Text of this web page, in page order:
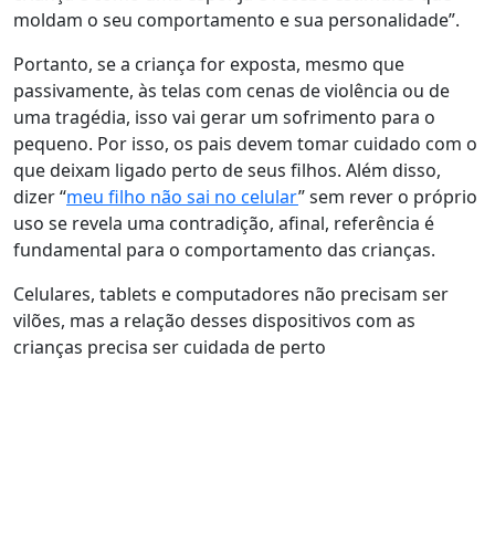
moldam o seu comportamento e sua personalidade”.
Portanto, se a criança for exposta, mesmo que
passivamente, às telas com cenas de violência ou de
uma tragédia, isso vai gerar um sofrimento para o
pequeno. Por isso, os pais devem tomar cuidado com o
que deixam ligado perto de seus filhos. Além disso,
dizer “meu filho não sai no celular” sem rever o próprio
uso se revela uma contradição, afinal, referência é
fundamental para o comportamento das crianças.
Celulares, tablets e computadores não precisam ser
vilões, mas a relação desses dispositivos com as
crianças precisa ser cuidada de perto